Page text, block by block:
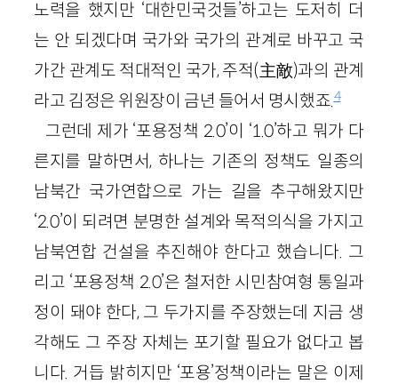
노력을 했지만 ‘대한민국것들’하고는 도저히 더
는 안 되겠다며 국가와 국가의 관계로 바꾸고 국
가간 관계도 적대적인 국가, 주적(主敵)과의 관계
라고 김정은 위원장이 금년 들어서 명시했죠.4
그런데 제가 ‘포용정책 2.0’이 ‘1.0’하고 뭐가 다
른지를 말하면서, 하나는 기존의 정책도 일종의
남북간 국가연합으로 가는 길을 추구해왔지만
‘2.0’이 되려면 분명한 설계와 목적의식을 가지고
남북연합 건설을 추진해야 한다고 했습니다. 그
리고 ‘포용정책 2.0’은 철저한 시민참여형 통일과
정이 돼야 한다, 그 두가지를 주장했는데 지금 생
각해도 그 주장 자체는 포기할 필요가 없다고 봅
니다. 거듭 밝히지만 ‘포용’정책이라는 말은 이제